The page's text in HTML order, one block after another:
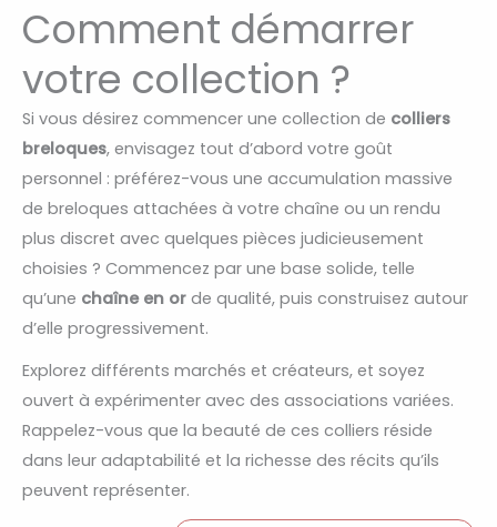
Comment démarrer
votre collection ?
Si vous désirez commencer une collection de colliers
breloques, envisagez tout d’abord votre goût
personnel : préférez-vous une accumulation massive
de breloques attachées à votre chaîne ou un rendu
plus discret avec quelques pièces judicieusement
choisies ? Commencez par une base solide, telle
qu’une chaîne en or de qualité, puis construisez autour
d’elle progressivement.
Explorez différents marchés et créateurs, et soyez
ouvert à expérimenter avec des associations variées.
Rappelez-vous que la beauté de ces colliers réside
dans leur adaptabilité et la richesse des récits qu’ils
peuvent représenter.